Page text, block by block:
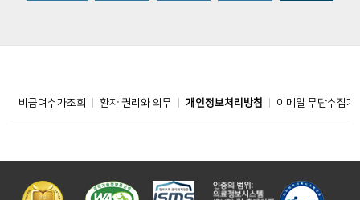
비급여수가조회 환자 권리와 의무 개인정보처리방침 이메일 무단수집거